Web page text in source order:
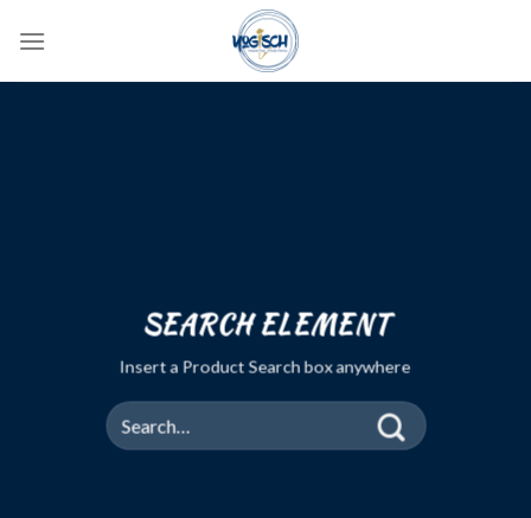
SEARCH ELEMENT
Insert a Product Search box anywhere
Search
for: